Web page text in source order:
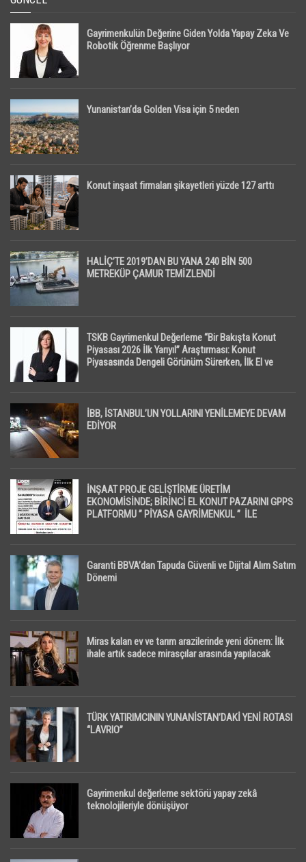
Gayrimenkulün Değerine Giden Yolda Yapay Zeka Ve
Robotik Öğrenme Başlıyor
Yunanistan’da Golden Visa için 5 neden
Konut inşaat firmaları şikayetleri yüzde 127 arttı
HALİÇ’TE 2019’DAN BU YANA 240 BİN 500
METREKÜP ÇAMUR TEMİZLENDİ
TSKB Gayrimenkul Değerleme “Bir Bakışta Konut
Piyasası 2026 İlk Yarıyıl” Araştırması: Konut
Piyasasında Dengeli Görünüm Sürerken, İlk El ve
İBB, İSTANBUL’UN YOLLARINI YENİLEMEYE DEVAM
EDİYOR
İNŞAAT PROJE GELİŞTİRME ÜRETİM
EKONOMİSİNDE; BİRİNCİ EL KONUT PAZARINI GPPS
PLATFORMU ” PİYASA GAYRİMENKUL ” İLE
Garanti BBVA’dan Tapuda Güvenli ve Dijital Alım Satım
Dönemi
Miras kalan ev ve tarım arazilerinde yeni dönem: İlk
ihale artık sadece mirasçılar arasında yapılacak
TÜRK YATIRIMCININ YUNANİSTAN’DAKİ YENİ ROTASI
“LAVRIO”
Gayrimenkul değerleme sektörü yapay zekâ
teknolojileriyle dönüşüyor